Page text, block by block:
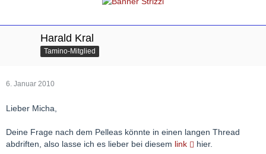
Harald Kral
Tamino-Mitglied
6. Januar 2010
Lieber Micha,
Deine Frage nach dem Pelleas könnte in einen langen Thread
abdriften, also lasse ich es lieber bei diesem link hier.